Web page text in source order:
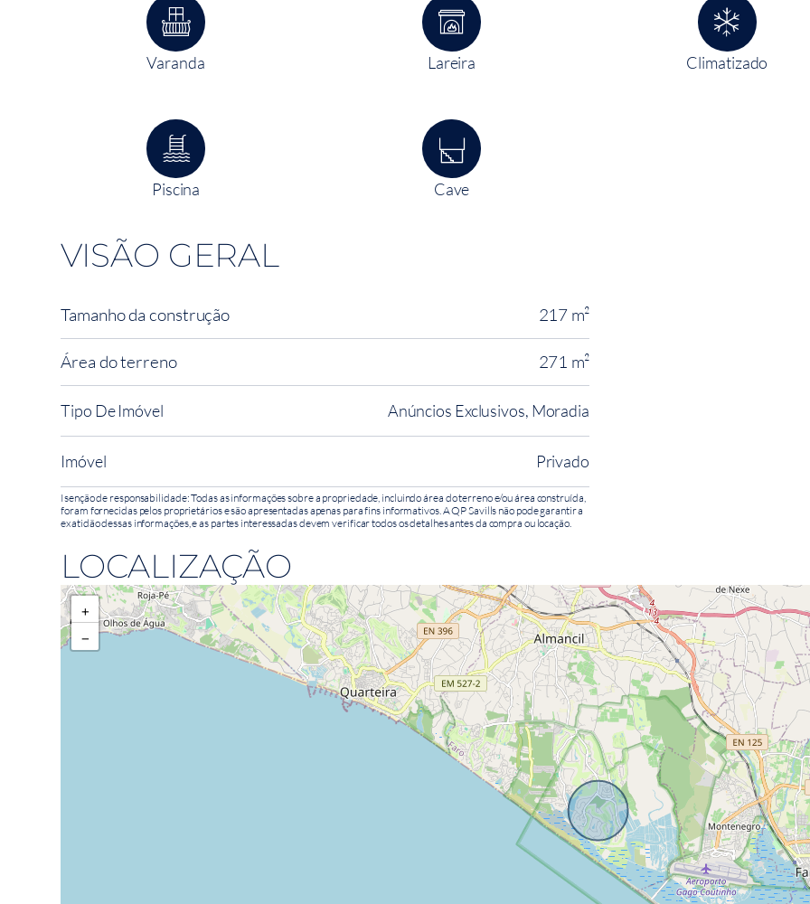
Varanda Lareira Climatizado
Piscina Cave
VISÃO GERAL
Tamanho da construção 217 m²
Área do terreno 271 m²
Tipo De Imóvel Anúncios Exclusivos, Moradia
Imóvel Privado
Isenção de responsabilidade: Todas as informações sobre a propriedade, incluindo área do terreno e/ou área construída,
foram fornecidas pelos proprietários e são apresentadas apenas para fins informativos. A QP Savills não pode garantir a
exatidão dessas informações, e as partes interessadas devem verificar todos os detalhes antes da compra ou locação.
LOCALIZAÇÃO
+
−